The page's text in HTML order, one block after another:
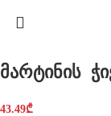
მარტინის
43.49₾